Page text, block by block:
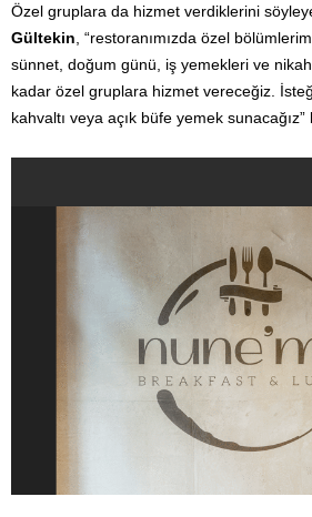
Özel gruplara da hizmet verdiklerini
Gültekin , “restoranımızda özel
sünnet, doğum günü, iş yemekleri ve
kadar özel gruplara hizmet vereceğiz.
kahvaltı veya açık büfe yemek sunacağız”